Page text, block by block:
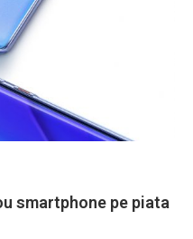
smartphone pe piata